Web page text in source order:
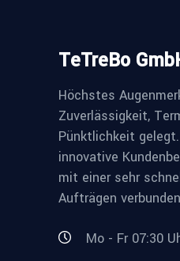
TeTreBo
Höchstes
Zuverlässigkeit,
Pünktlichkeit
innovative
mit einer sehr
Aufträgen
Mo - Fr 07:30